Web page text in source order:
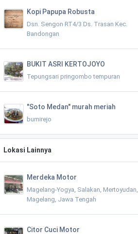
Kopi Papupa Robusta
Dsn. Sengon RT4/3 Ds. Trasan Kec.
Bandongan
BUKIT ASRI KERTOJOYO
Tepungsari pringombo tempuran
"Soto Medan" murah meriah
bumirejo
Lokasi Lainnya
Merdeka Motor
Magelang-Yogya, Salakan, Mertoyudan,
Magelang, Jawa Tengah
Citor Cuci Motor